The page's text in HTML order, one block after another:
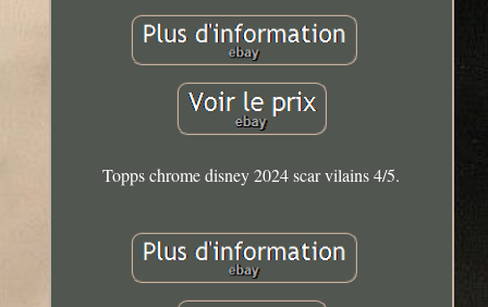
Topps chrome disney 2024 scar vilains 4/5.